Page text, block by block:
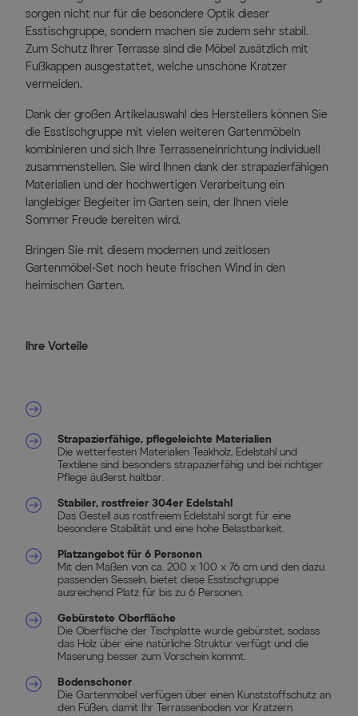
sorgen nicht nur für die besondere Optik dieser
Esstischgruppe, sondern machen sie zudem sehr stabil.
Zum Schutz Ihrer Terrasse sind die Möbel zusätzlich mit
Fußkappen ausgestattet, welche unschöne Kratzer
vermeiden.
Dank der großen Artikelauswahl des Herstellers können Sie
die Esstischgruppe mit vielen weiteren Gartenmöbeln
kombinieren und sich Ihre Terrasseneinrichtung individuell
zusammenstellen. Sie wird Ihnen dank der strapazierfähigen
Materialien und der hochwertigen Verarbeitung ein
langlebiger Begleiter im Garten sein, der Ihnen viele
Sommer Freude bereiten wird.
Bringen Sie mit diesem modernen und zeitlosen
Gartenmöbel-Set noch heute frischen Wind in den
heimischen Garten.
Ihre Vorteile
Strapazierfähige, pflegeleichte Materialien
Die wetterfesten Materialien Teakholz, Edelstahl und
Textilene sind besonders strapazierfähig und bei richtiger
Pflege äußerst haltbar.
Stabiler, rostfreier 304er Edelstahl
Das Gestell aus rostfreiem Edelstahl sorgt für eine
besondere Stabilität und eine hohe Belastbarkeit.
Platzangebot für 6 Personen
Mit den Maßen von ca. 200 x 100 x 76 cm und den dazu
passenden Sesseln, bietet diese Esstischgruppe
ausreichend Platz für bis zu 6 Personen.
Gebürstete Oberfläche
Die Oberfläche der Tischplatte wurde gebürstet, sodass
das Holz über eine natürliche Struktur verfügt und die
Maserung besser zum Vorschein kommt.
Bodenschoner
Die Gartenmöbel verfügen über einen Kunststoffschutz an
den Füßen, damit Ihr Terrassenboden vor Kratzern